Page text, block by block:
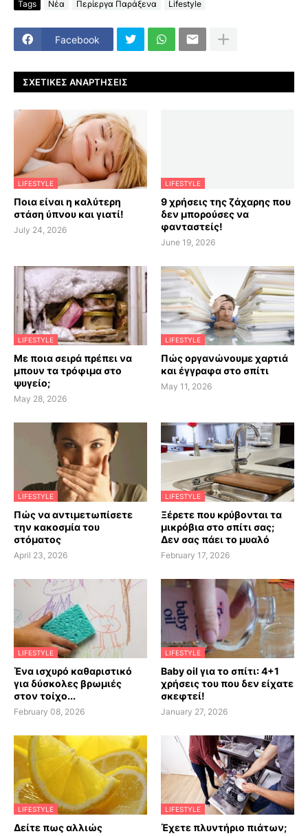
Tags Νέα Περίεργα Παράξενα Lifestyle
Facebook
ΣΧΕΤΙΚΈΣ ΑΝΑΡΤΉΣΕΙΣ
LIFESTYLE
Ποια είναι η καλύτερη
στάση ύπνου και γιατί!
July 24, 2026
LIFESTYLE
9 χρήσεις της ζάχαρης που
δεν μπορούσες να
φανταστείς!
June 19, 2026
LIFESTYLE
Με ποια σειρά πρέπει να
μπουν τα τρόφιμα στο
ψυγείο;
May 28, 2026
LIFESTYLE
Πώς οργανώνουμε χαρτιά
και έγγραφα στο σπίτι
May 11, 2026
LIFESTYLE
Πώς να αντιμετωπίσετε
την κακοσμία του
στόματος
April 23, 2026
LIFESTYLE
Ξέρετε που κρύβονται τα
μικρόβια στο σπίτι σας;
Δεν σας πάει το μυαλό
February 17, 2026
LIFESTYLE
Ένα ισχυρό καθαριστικό
για δύσκολες βρωμιές
στον τοίχο...
February 08, 2026
LIFESTYLE
Baby oil για το σπίτι: 4+1
χρήσεις του που δεν είχατε
σκεφτεί!
January 27, 2026
LIFESTYLE
Δείτε πως αλλιώς
LIFESTYLE
Έχετε πλυντήριο πιάτων;